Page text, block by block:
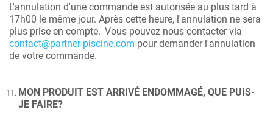
L'annulation d'une commande est autorisée au plus tard à
17h00 le même jour. Après cette heure, l'annulation ne sera
plus prise en compte. Vous pouvez nous contacter via
contact@partner-piscine.com pour demander l'annulation
de votre commande.
MON PRODUIT EST ARRIVÉ ENDOMMAGÉ, QUE PUIS-
JE FAIRE?